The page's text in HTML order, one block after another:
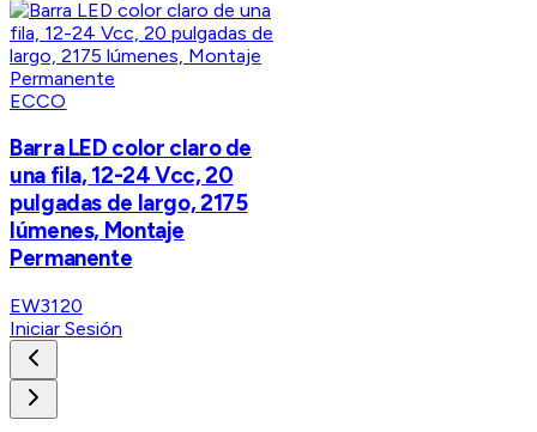
ECCO
Barra LED color claro de
una fila, 12-24 Vcc, 20
pulgadas de largo, 2175
lúmenes, Montaje
Permanente
EW3120
Iniciar Sesión